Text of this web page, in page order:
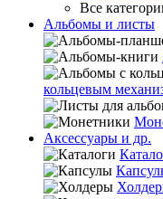
Все
Альбомы и листы
кольцевым
Аксессуары и др.